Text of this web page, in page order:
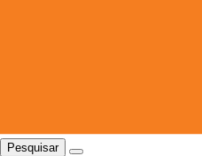
Pesquisar